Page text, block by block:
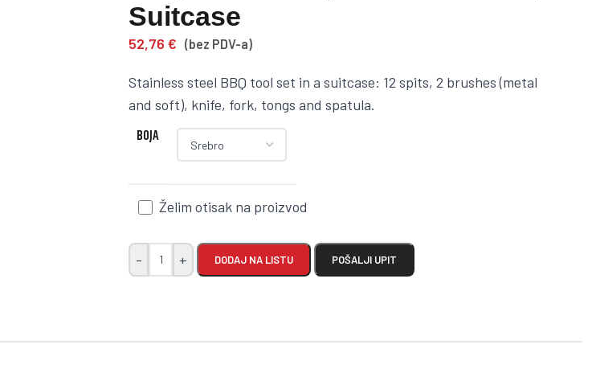
Suitcase
52,76€ (bez PDV-a)
Stainless steel BBQ tool set in a suitcase: 12 spits, 2 brushes (metal
and soft), knife, fork, tongs and spatula.
BOJA
Želim otisak na proizvod
- + DODAJ NA LISTU POŠALJI UPIT